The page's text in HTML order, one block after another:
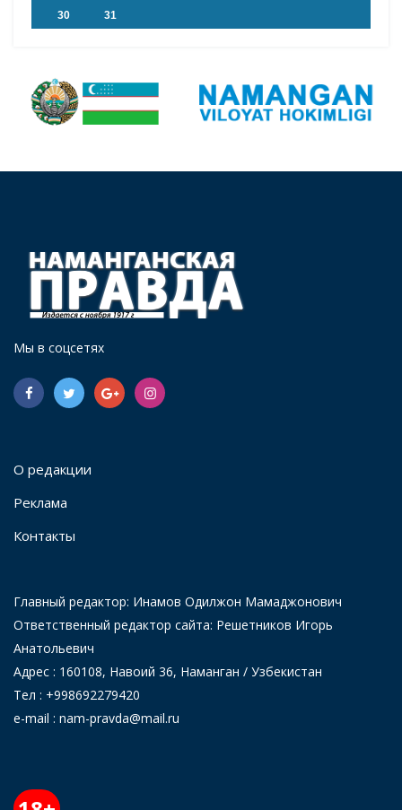
30 31
Мы в соцсетях
О редакции
Реклама
Контакты
Главный редактор: Инамов Одилжон Мамаджонович
Ответственный редактор сайта: Решетников Игорь
Анатольевич
Адрес : 160108, Навоий 36, Наманган / Узбекистан
Тел : +998692279420
e-mail : nam-pravda@mail.ru